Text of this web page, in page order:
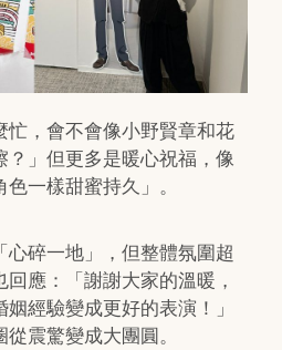
，會不會像小野賢章和花
」但更多是暖心祝福，像
一樣甜蜜持久」。
碎一地」，但整體氛圍超
應：「謝謝大家的溫暖，
經驗變成更好的表演！」
震驚變成大團圓。